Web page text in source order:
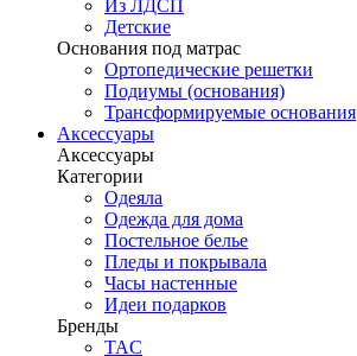
Из ЛДСП
Детские
Основания под матрас
Ортопедические решетки
Подиумы (основания)
Трансформируемые основания
Аксессуары
Аксессуары
Категории
Одеяла
Одежда для дома
Постельное белье
Пледы и покрывала
Часы настенные
Идеи подарков
Бренды
TAC